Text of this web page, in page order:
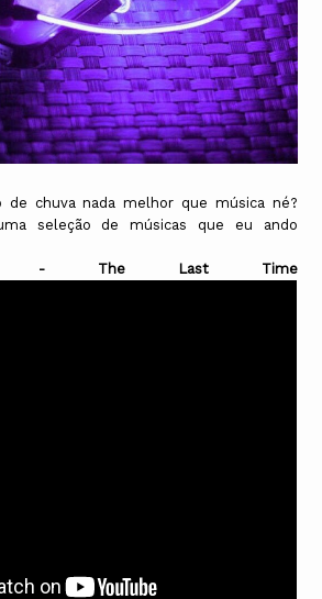
de chuva nada melhor que música né?
seleção de músicas que eu ando
- The Last Time